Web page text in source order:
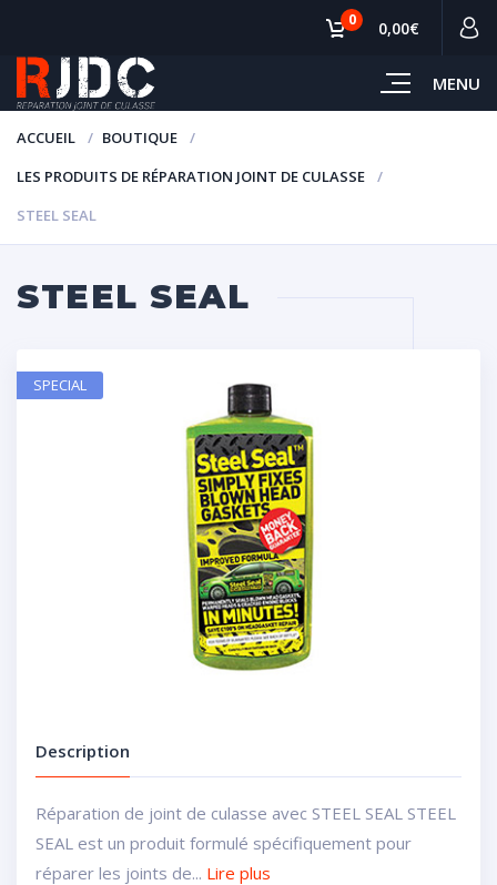
MENU
0 0,00€
ACCUEIL
BOUTIQUE
LES PRODUITS DE RÉPARATION JOINT DE CULASSE
STEEL SEAL
STEEL SEAL
Description
Réparation de joint de culasse avec STEEL SEAL STEEL
SEAL est un produit formulé spécifiquement pour
réparer les joints de... Lire plus
SPECIAL